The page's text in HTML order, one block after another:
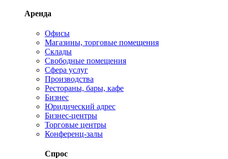
Аренда
Офисы
Магазины, торговые помещения
Склады
Свободные помещения
Сфера услуг
Производства
Рестораны, бары, кафе
Бизнес
Юридический адрес
Бизнес-центры
Торговые центры
Конференц-залы
Спрос